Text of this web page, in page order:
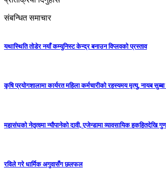
संबन्धित समाचार
यथास्थिति तोडेर नयाँ कम्युनिस्ट केन्द्र बनाउन विप्लवको प्रस्ताव
कृषि प्रयोगशालामा कार्यरत महिला कर्मचारीको रहस्यमय मृत्यु, नायब
महासंघको नेतृत्वमा न्यौपानेको दावी, एजेन्डामा व्यावसायिक हकहितदेखि
रविले गरे धार्मिक अगुवासँग छलफल